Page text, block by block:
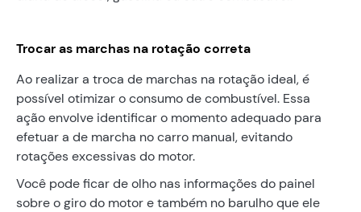
Trocar as marchas na rotação correta
Ao realizar a troca de marchas na rotação ideal, é
possível otimizar o consumo de combustível. Essa
ação envolve identificar o momento adequado para
efetuar a de marcha no carro manual, evitando
rotações excessivas do motor.
Você pode ficar de olho nas informações do painel
sobre o giro do motor e também no barulho que ele